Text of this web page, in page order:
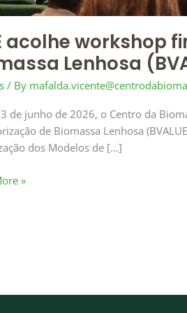
acolhe workshop
Lenhosa
/ By
de junho de 2026, o Centro da
de Biomassa Lenhosa
dos Modelos de […]
»